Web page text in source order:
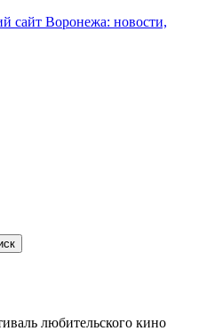
сайт Воронежа: новости,
любительского кино